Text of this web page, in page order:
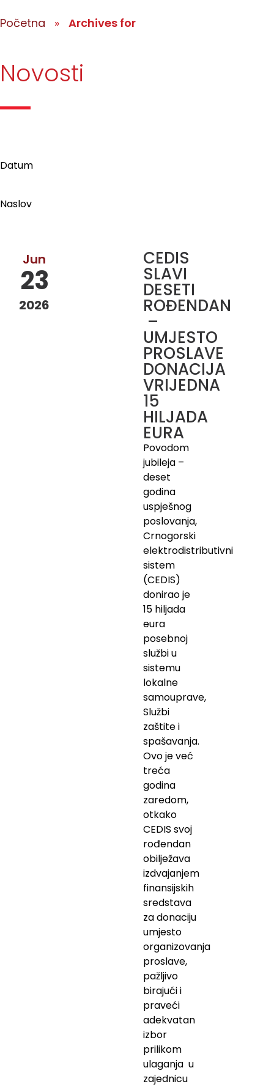
Početna » Archives for
Novosti
Datum
Naslov
Jun
23
2026
CEDIS
SLAVI
DESETI
ROĐENDAN
–
UMJESTO
PROSLAVE
DONACIJA
VRIJEDNA
15
HILJADA
EURA
Povodom
jubileja –
deset
godina
uspješnog
poslovanja,
Crnogorski
elektrodistributivni
sistem
(CEDIS)
donirao je
15 hiljada
eura
posebnoj
službi u
sistemu
lokalne
samouprave,
Službi
zaštite i
spašavanja.
Ovo je već
treća
godina
zaredom,
otkako
CEDIS svoj
rođendan
obilježava
izdvajanjem
finansijskih
sredstava
za donaciju
umjesto
organizovanja
proslave,
pažljivo
birajući i
praveći
adekvatan
izbor
prilikom
ulaganja u
zajednicu